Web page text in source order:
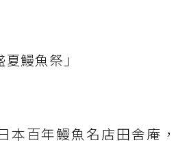
鰻魚祭」
本百年鰻魚名店田舍庵，